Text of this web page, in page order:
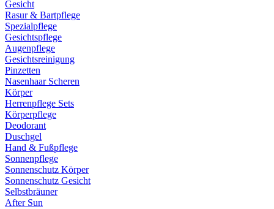
Gesicht
Rasur & Bartpflege
Spezialpflege
Gesichtspflege
Augenpflege
Gesichtsreinigung
Pinzetten
Nasenhaar Scheren
Körper
Herrenpflege Sets
Körperpflege
Deodorant
Duschgel
Hand & Fußpflege
Sonnenpflege
Sonnenschutz Körper
Sonnenschutz Gesicht
Selbstbräuner
After Sun